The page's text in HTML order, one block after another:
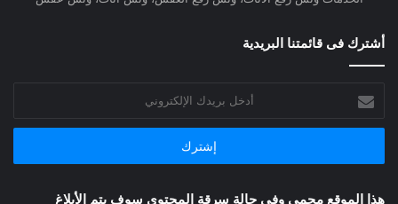
أشترك فى قائمتنا البريدية
بريدك
الإلكتروني
هذا الموقع محمي وفى حالة سرقة المحتوي سوف يتم الأبلاغ